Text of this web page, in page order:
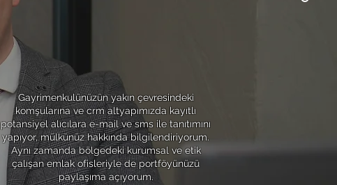
3
Gayrimenkulünüzün yakın çevresindeki
komşularına ve crm altyapımızda kayıtlı
potansiyel alıcılara e-mail ve sms ile tanıtımını
yapıyor, mülkünüz hakkında bilgilendiriyorum.
Aynı zamanda bölgedeki kurumsal ve etik
çalışan emlak ofisleriyle de portföyünüzü
paylaşıma açıyorum.